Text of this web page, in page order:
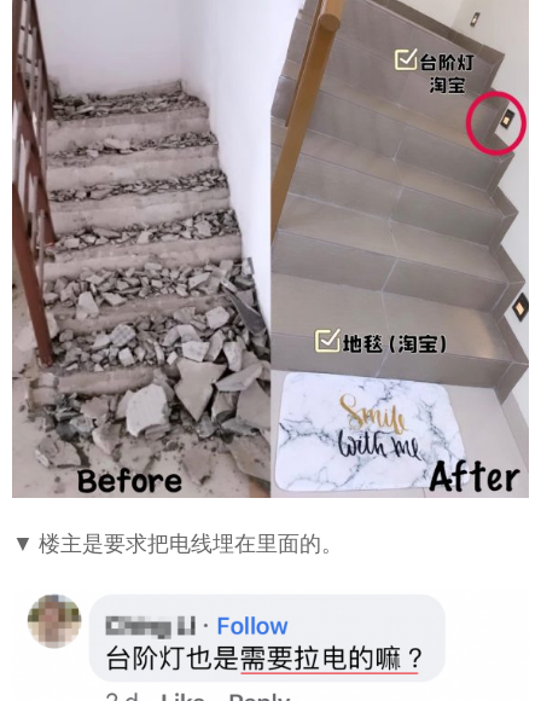
▼ 楼主是要求把电线埋在里面的。